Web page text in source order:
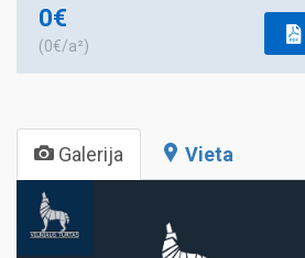
0€
(0€/a²)
Galerija Vieta